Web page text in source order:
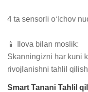
4 ta sensorli o‘lchov
📱 Ilova bilan moslik:
Skanningizni har kuni
rivojlanishni tahlil
Smart Tanani Tahlil